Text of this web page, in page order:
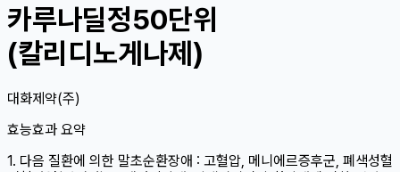
카루나딜정50단위
(칼리디노게나제)
대화제약(주)
효능효과 요약
1. 다음 질환에 의한 말초순환장애 : 고혈압, 메니에르증후군, 폐색성혈